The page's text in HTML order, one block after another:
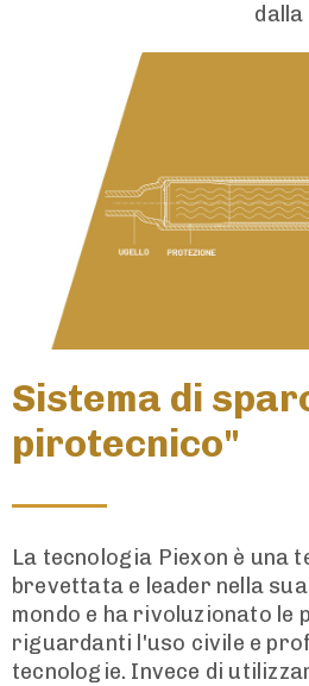
Sistema di
pirotecnico"
La tecnologia Piexon è una
brevettata e leader nella
mondo e ha rivoluzionato le
riguardanti l'uso civile e
tecnologie. Invece di